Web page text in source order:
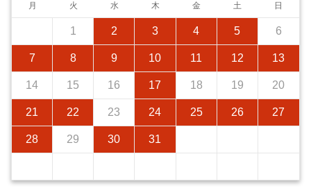
月 火 水 木 金 土 日
1 2 3 4 5 6
7 8 9 10 11 12 13
14 15 16 17 18 19 20
21 22 23 24 25 26 27
28 29 30 31